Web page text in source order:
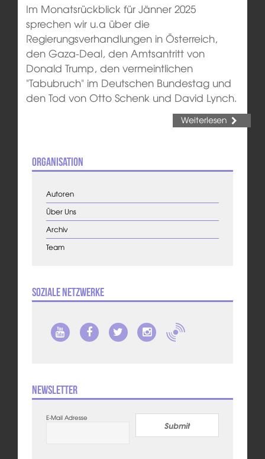
Im Monatsrückblick für Jänner 2025
sprechen wir u.a über die
Regierungsverhandlungen in Österreich,
den Gaza-Deal, den Amtsantritt von
Donald Trump, den vermeintlichen
"Tabubruch" im Deutschen Bundestag und
den Tod von Otto Schenk und David Lynch.
Weiterlesen
Organisation
Autoren
Über Uns
Archiv
Team
Soziale Netzwerke
Newsletter
E-Mail Adresse
Submit